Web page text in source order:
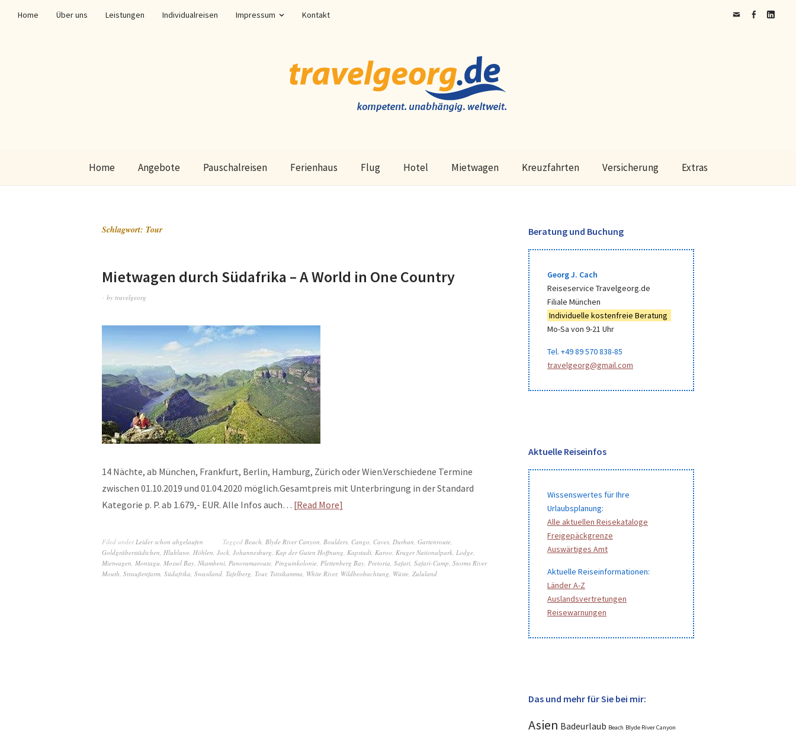
Home Über uns Leistungen Individualreisen Impressum
Kontakt
Home Angebote Pauschalreisen Ferienhaus Flug Hotel Mietwagen Kreuzfahrten Versicherung Extras
Schlagwort: Tour
Mietwagen durch Südafrika – A World in One Country
by travelgeorg
14 Nächte, ab München, Frankfurt, Berlin, Hamburg, Zürich oder Wien.Verschiedene Termine
zwischen 01.10.2019 und 01.04.2020 möglich.Gesamtpreis mit Unterbringung in der Standard
Kategorie p. P. ab 1.679,- EUR. Alle Infos auch… Read More
Filed underLeider schon abgelaufen Tagged Beach, Blyde River Canyon, Boulders, Cango, Caves, Durban, Gartenroute,
Goldgräberstädtchen, Hluhluwe, Höhlen, Jock, Johannesburg, Kap der Guten Hoffnung, Kapstadt, Karoo, Kruger Nationalpark, Lodge,
Mietwagen, Montagu, Mossel Bay, Nkambeni, Panoramaroute, Pinguinkolonie, Plettenberg Bay, Pretoria, Safari, Safari-Camp, Storms River
Mouth, Straußenfarm, Südafrika, Swasiland, Tafelberg, Tour, Tsitsikamma, White River, Wildbeobachtung, Wüste, Zululand
Beratung und Buchung
Georg J. Cach
Reiseservice Travelgeorg.de
Filiale München
Individuelle kostenfreie Beratung
Mo-Sa von 9-21 Uhr
Tel. +49 89 570 838-85
travelgeorg@gmail.com
Aktuelle Reiseinfos
Wissenswertes für Ihre
Urlaubsplanung:
Alle aktuellen Reisekataloge
Freigepäckgrenze
Auswärtiges Amt
Aktuelle Reiseinformationen:
Länder A-Z
Auslandsvertretungen
Reisewarnungen
Das und mehr für Sie bei mir:
Asien Badeurlaub Beach Blyde River Canyon